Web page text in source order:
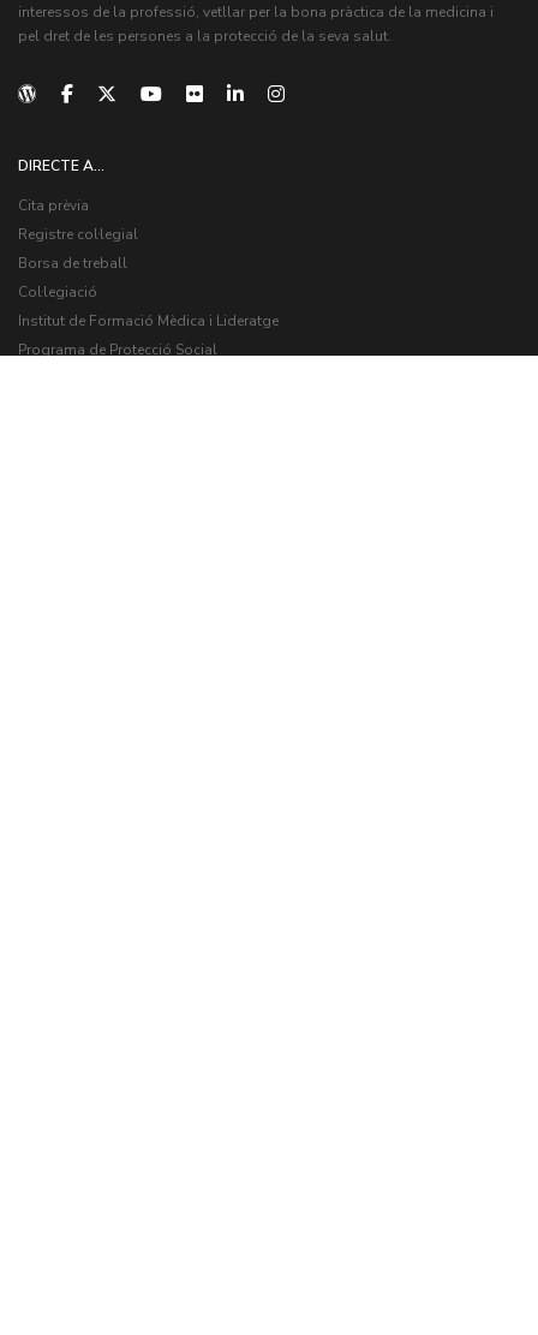
interessos de la professió, vetllar per la bona pràctica de la medicina i
pel dret de les persones a la protecció de la seva salut.
DIRECTE A...
Cita prèvia
Registre col·legial
Borsa de treball
Col·legiació
Institut de Formació Mèdica i Lideratge
Programa de Protecció Social